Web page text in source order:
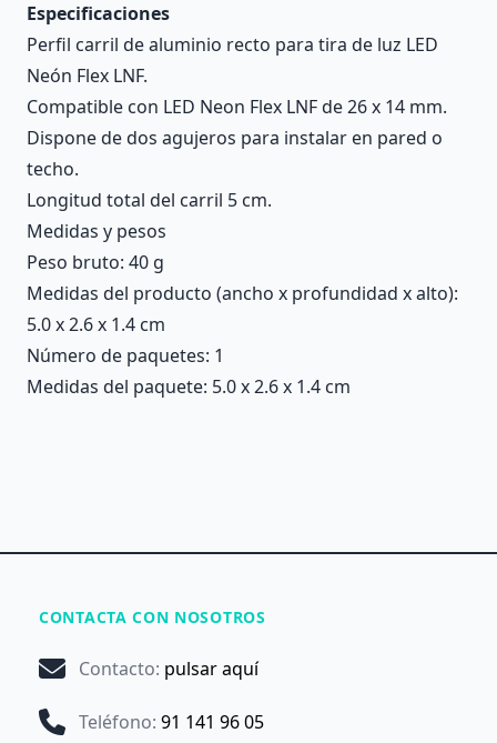
Especificaciones
Perfil carril de aluminio recto para tira de luz LED
Neón Flex LNF.
Compatible con LED Neon Flex LNF de 26 x 14 mm.
Dispone de dos agujeros para instalar en pared o
techo.
Longitud total del carril 5 cm.
Medidas y pesos
Peso bruto: 40 g
Medidas del producto (ancho x profundidad x alto):
5.0 x 2.6 x 1.4 cm
Número de paquetes: 1
Medidas del paquete: 5.0 x 2.6 x 1.4 cm
CONTACTA CON NOSOTROS
Contacto: pulsar aquí
Teléfono: 91 141 96 05